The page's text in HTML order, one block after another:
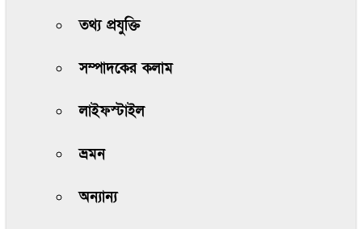
তথ্য প্রযুক্তি
সম্পাদকের কলাম
লাইফস্টাইল
ভ্রমন
অন্যান্য